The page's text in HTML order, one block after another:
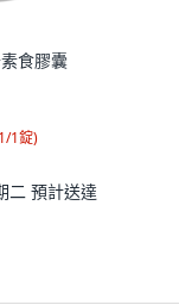
食膠囊
1錠)
二 預計送達